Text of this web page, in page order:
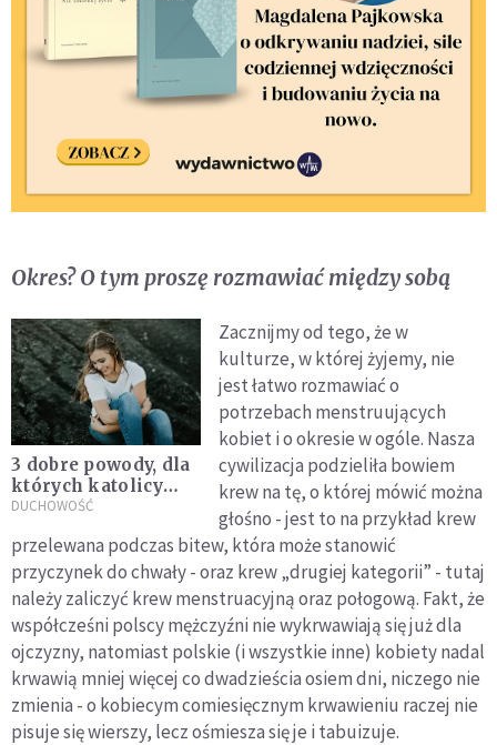
Okres? O tym proszę rozmawiać między sobą
3 dobre powody, dla
których katolicy
powinni popierać
DUCHOWOŚĆ
Zacznijmy od tego, że w
kulturze, w której żyjemy, nie
jest łatwo rozmawiać o
potrzebach menstruujących
kobiet i o okresie w ogóle. Nasza
cywilizacja podzieliła bowiem
krew na tę, o której mówić można
głośno - jest to na przykład krew
przelewana podczas bitew, która może stanowić
przyczynek do chwały - oraz krew „drugiej kategorii” - tutaj
należy zaliczyć krew menstruacyjną oraz połogową. Fakt, że
współcześni polscy mężczyźni nie wykrwawiają się już dla
ojczyzny, natomiast polskie (i wszystkie inne) kobiety nadal
krwawią mniej więcej co dwadzieścia osiem dni, niczego nie
zmienia - o kobiecym comiesięcznym krwawieniu raczej nie
pisuje się wierszy, lecz ośmiesza się je i tabuizuje.